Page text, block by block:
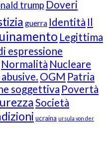
trump Doveri
guerra Identità Il
Legittima
espressione
Normalità Nucleare
OGM Patria
soggettiva Povertà
Società
ucraina ursula von der